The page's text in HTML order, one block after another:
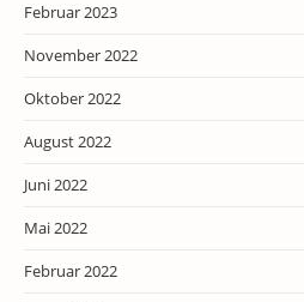
Februar 2023
November 2022
Oktober 2022
August 2022
Juni 2022
Mai 2022
Februar 2022